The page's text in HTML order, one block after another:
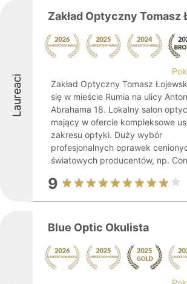
Laureaci
Zakład Optyczny Tomasz
Zakład Optyczny Tomasz
się w mieście Rumia na ulicy
Abrahama 18. Lokalny salon
mający w ofercie kompleksowe
zakresu optyki. Duży wybór
profesjonalnych oprawek
światowych producentów, np.
9
Blue Optic Okulista